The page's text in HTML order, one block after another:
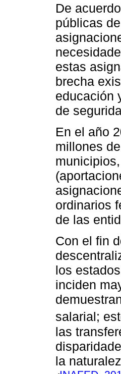
De
públicas
estas
brecha
educación
de
En el año
millones
ordinarios
de las
Con el fin
los
inciden
salarial;
las
la